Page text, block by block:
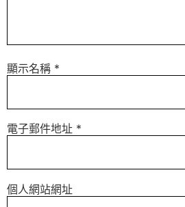
顯示名稱 *
電子郵件地址 *
個人網站網址